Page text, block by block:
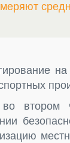
втором